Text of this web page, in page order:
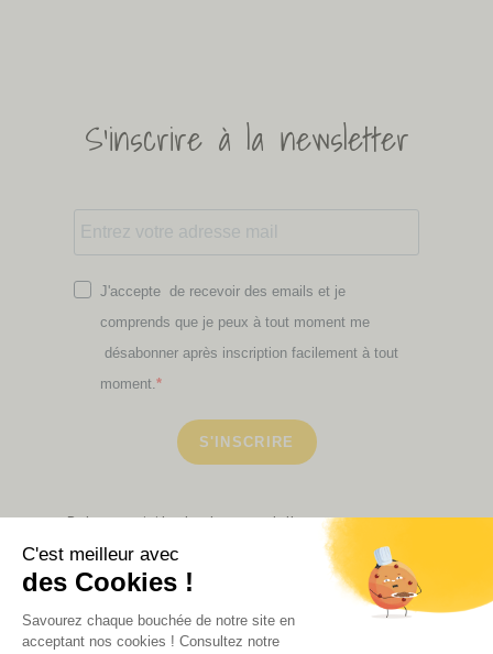
S'inscrire à la newsletter
J'accepte de recevoir des emails et je
comprends que je peux à tout moment me
désabonner après inscription facilement à tout
moment.
S'INSCRIRE
Retrouvez ici toutes les newsletters que vous avez
VOIR NOS PARTENAIRES